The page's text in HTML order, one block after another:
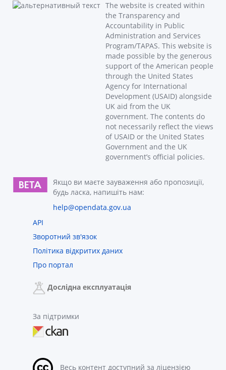
The website is created within
the Transparency and
Accountability in Public
Administration and Services
Program/TAPAS. This website is
made possible by the generous
support of the American people
through the United States
Agency for International
Development (USAID) alongside
UK aid from the UK
government. The contents do
not necessarily reflect the views
of USAID or the United States
Government and the UK
government’s official policies.
Якщо ви маєте зауваження або пропозиції,
будь ласка, напишіть нам:
help@opendata.gov.ua
API
Зворотний зв'язок
Політика відкритих даних
Про портал
Дослідна експлуатація
За підтримки
Весь контент доступний за ліцензією